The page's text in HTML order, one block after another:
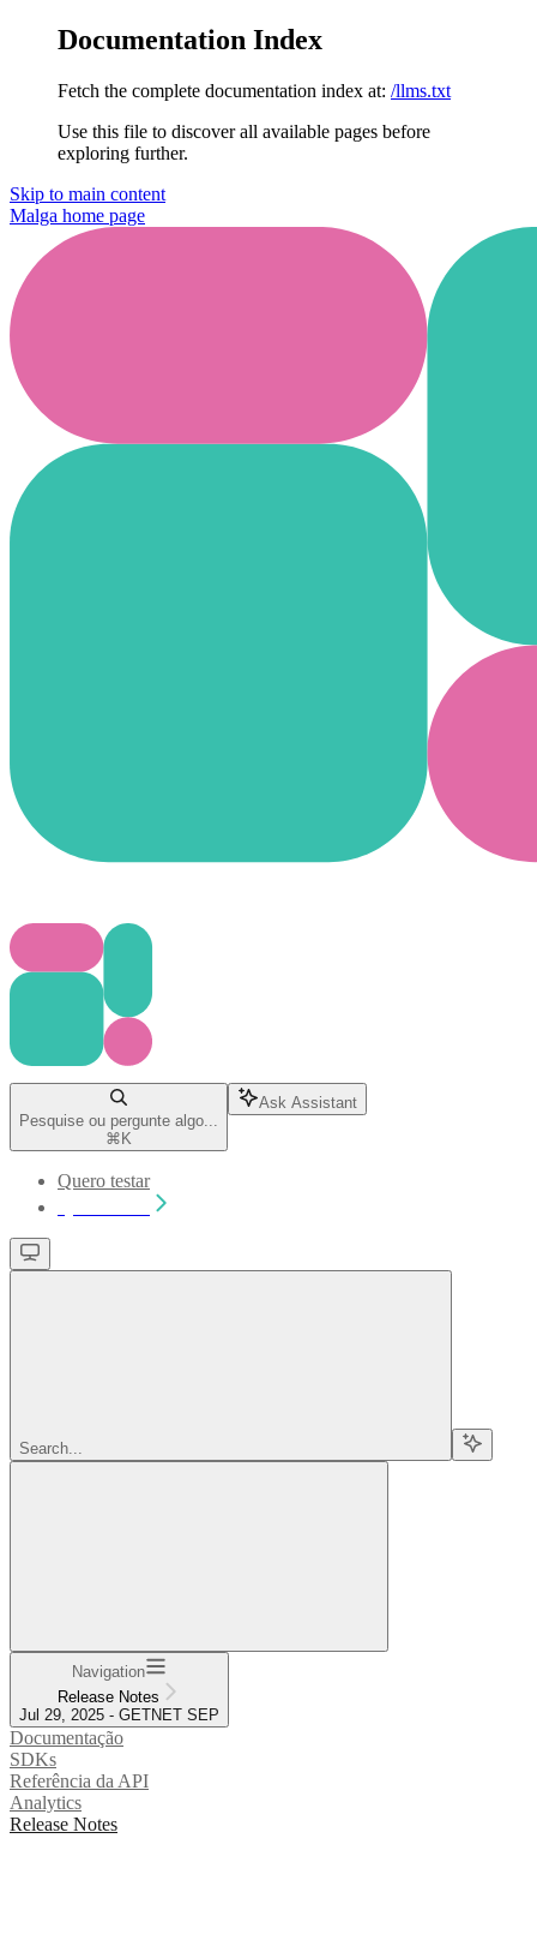
Documentation Index
Fetch the complete documentation index at: /llms.txt
Use this file to discover all available pages before
exploring further.
Skip to main content
Malga home page
Pesquise ou pergunte algo...
⌘ K
Ask Assistant
Quero testar
Search...
Navigation
Release Notes
Jul 29, 2025 - GETNET SEP
Documentação
SDKs
Referência da API
Analytics
Release Notes